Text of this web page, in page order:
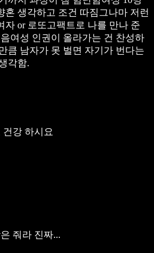
혼 생각하고 조건 따짐그나마 저런
자 or 로또고팩트로 나를 만나 준
여성 인권이 올라가는 건 찬성하
큼 남자가 못 벌면 자기가 번다는
각함.
강 하시요
줘라 진짜...